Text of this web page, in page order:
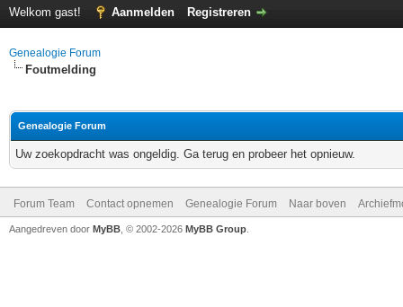
Welkom gast! Aanmelden Registreren
Genealogie Forum
Foutmelding
Genealogie Forum
Uw zoekopdracht was ongeldig. Ga terug en probeer het opnieuw.
Forum Team Contact opnemen Genealogie Forum Naar boven
Aangedreven door MyBB , © 2002-2026 MyBB Group